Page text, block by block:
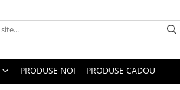
PRODUSE NOI PRODUSE CADOU